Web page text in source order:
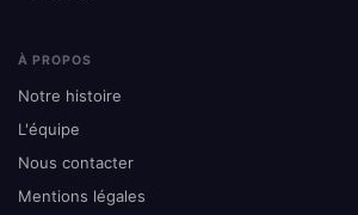
À PROPOS
Notre histoire
L'équipe
Nous contacter
Mentions légales